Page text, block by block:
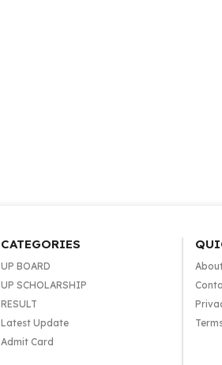
CATEGORIES
UP BOARD
UP SCHOLARSHIP
RESULT
Latest Update
Admit Card